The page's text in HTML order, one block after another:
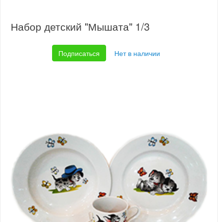
Набор детский "Мышата" 1/3
Подписаться Нет в наличии